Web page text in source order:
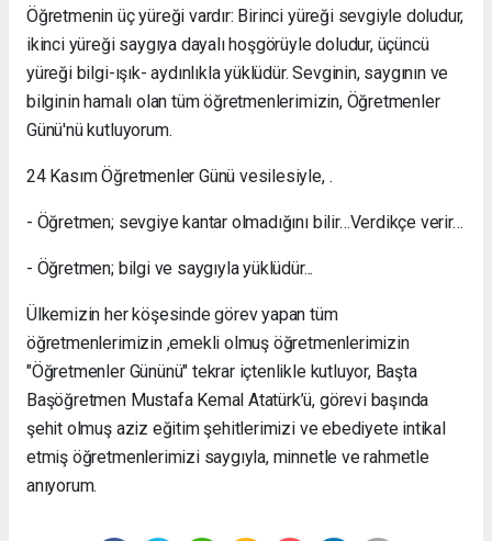
Öğretmenin üç yüreği vardır: Birinci yüreği sevgiyle doludur,
ikinci yüreği saygıya dayalı hoşgörüyle doludur, üçüncü
yüreği bilgi-ışık- aydınlıkla yüklüdür. Sevginin, saygının ve
bilginin hamalı olan tüm öğretmenlerimizin, Öğretmenler
Günü'nü kutluyorum.
24 Kasım Öğretmenler Günü vesilesiyle, .
- Öğretmen; sevgiye kantar olmadığını bilir…Verdikçe verir…
- Öğretmen; bilgi ve saygıyla yüklüdür...
Ülkemizin her köşesinde görev yapan tüm
öğretmenlerimizin ,emekli olmuş öğretmenlerimizin
"Öğretmenler Gününü" tekrar içtenlikle kutluyor, Başta
Başöğretmen Mustafa Kemal Atatürk’ü, görevi başında
şehit olmuş aziz eğitim şehitlerimizi ve ebediyete intikal
etmiş öğretmenlerimizi saygıyla, minnetle ve rahmetle
anıyorum.